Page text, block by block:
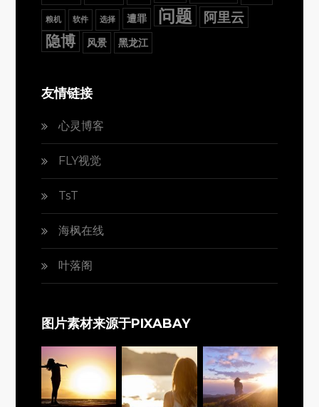
粮机 软件 选择 遭罪 问题 阿里云
隐博 风景 黑龙江
友情链接
心灵博客
FLY视觉
TsT
海枫在线
叶落阁
图片素材来源于PIXABAY